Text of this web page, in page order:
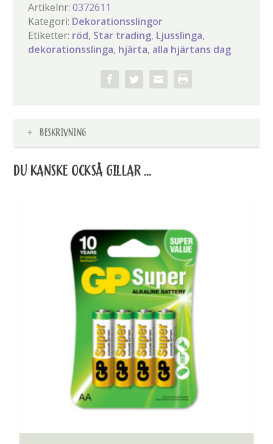
Artikelnr:0372611
Kategori: Dekorationsslingor
Etiketter: röd, Star trading, Ljusslinga,
dekorationsslinga, hjärta, alla hjärtans dag
BESKRIVNING
DU KANSKE OCKSÅ GILLAR …